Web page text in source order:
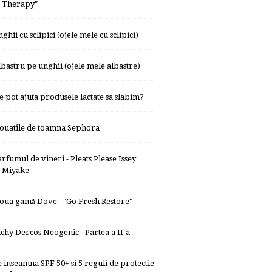
Therapy"
cu sclipici (ojele mele cu sclipici)
pe unghii (ojele mele albastre)
pot ajuta produsele lactate sa slabim?
de toamna Sephora
de vineri - Pleats Please Issey
Miyake
gamă Dove - "Go Fresh Restore"
Dercos Neogenic - Partea a II-a
inseamna SPF 50+ si 5 reguli de protectie